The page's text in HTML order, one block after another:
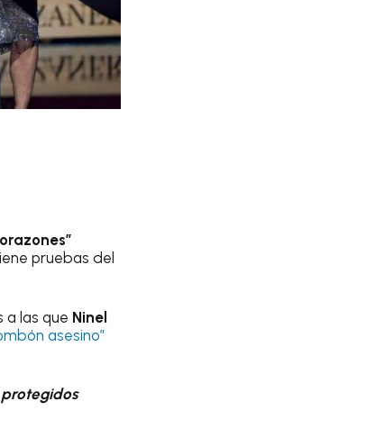
pruebas del
a las que Ninel
asesino”
protegidos